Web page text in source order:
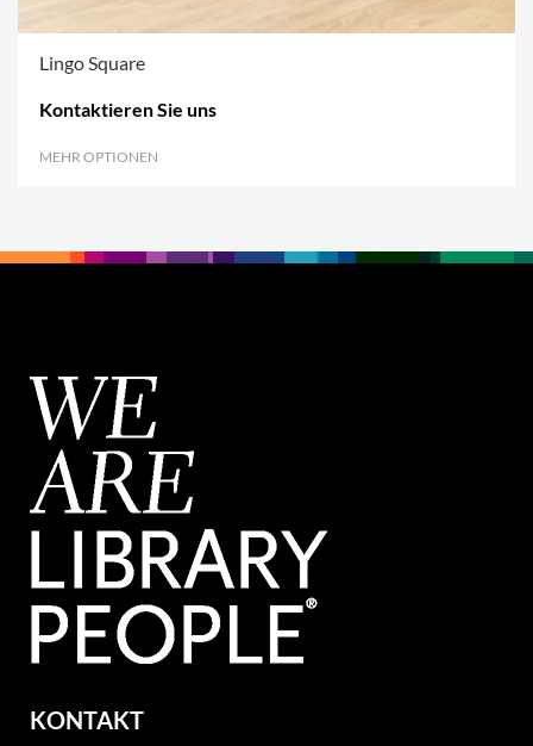
Lingo Square
Kontaktieren Sie uns
MEHR OPTIONEN
KONTAKT